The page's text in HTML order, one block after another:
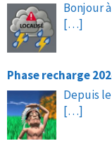
Bonjour
[…]
Phase recharge
Depuis
[…]